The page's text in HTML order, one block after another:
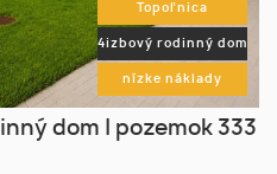
Topoľnica
4izbový rodinný dom
nízke náklady
dom | pozemok 333